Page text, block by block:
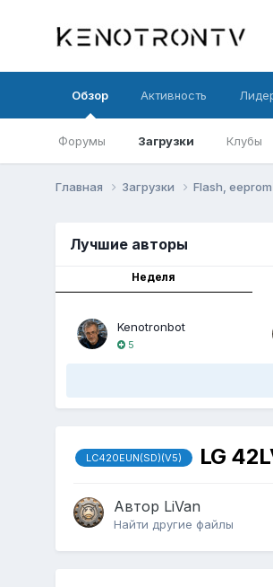
Обзор
Форумы Загрузки Клубы
Активность
Главная Загрузки Flash,
Лучшие авторы
Неделя
Kenotronbot
5
LC420EUN(SD)(V5) LG
Автор LiVan
Найти другие файлы